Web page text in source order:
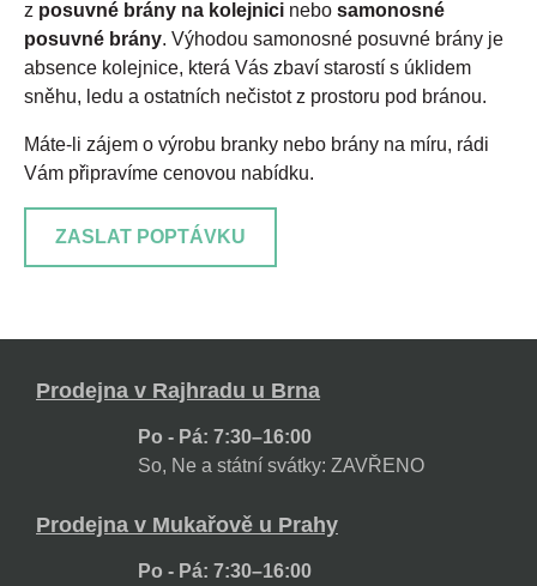
z posuvné brány na kolejnici nebo samonosné
posuvné brány. Výhodou samonosné posuvné brány je
absence kolejnice, která Vás zbaví starostí s úklidem
sněhu, ledu a ostatních nečistot z prostoru pod bránou.
Máte-li zájem o výrobu branky nebo brány na míru, rádi
Vám připravíme cenovou nabídku.
ZASLAT POPTÁVKU
Prodejna v Rajhradu u Brna
Po - Pá: 7:30–16:00
So, Ne a státní svátky: ZAVŘENO
Prodejna v Mukařově u Prahy
Po - Pá: 7:30–16:00